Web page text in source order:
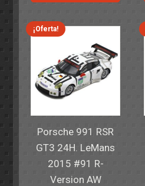
era:
82,40€.
es:
59,95€.
¡Oferta!
Porsche 991 RSR
GT3 24H. LeMans
2015 #91 R-
Version AW